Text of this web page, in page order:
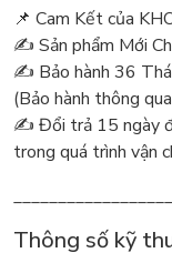
📌 Cam Kết của
✍️ Sản phẩm Mới
✍️ Bảo hành 36
(Bảo hành thông
✍️ Đổi trả 15 ngày
trong quá trình vận
Thông số kỹ